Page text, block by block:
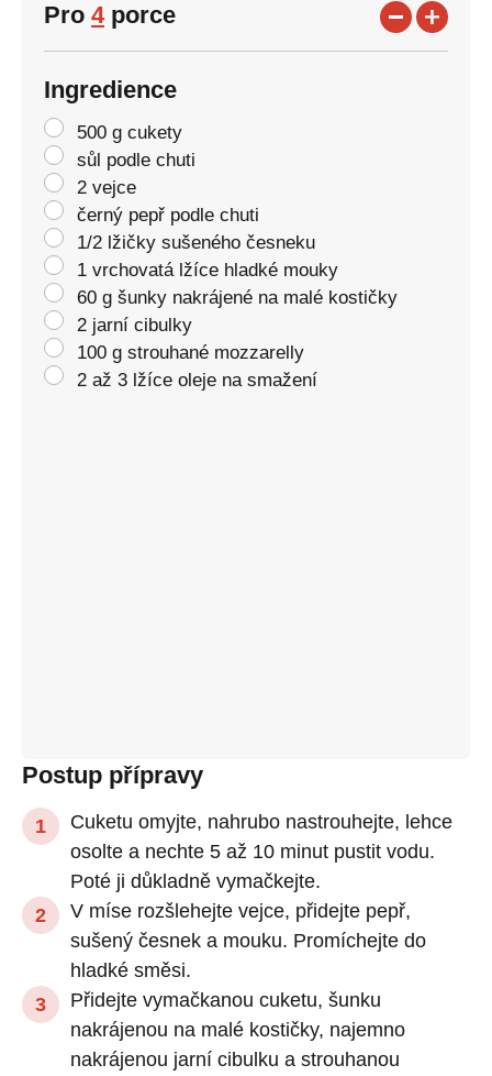
Pro 4porce
Ingredience
500 g cukety
sůl podle chuti
2 vejce
černý pepř podle chuti
1/2 lžičky sušeného česneku
1 vrchovatá lžíce hladké mouky
60 g šunky nakrájené na malé kostičky
2 jarní cibulky
100 g strouhané mozzarelly
2 až 3 lžíce oleje na smažení
Postup přípravy
Cuketu omyjte, nahrubo nastrouhejte, lehce
osolte a nechte 5 až 10 minut pustit vodu.
Poté ji důkladně vymačkejte.
V míse rozšlehejte vejce, přidejte pepř,
sušený česnek a mouku. Promíchejte do
hladké směsi.
Přidejte vymačkanou cuketu, šunku
nakrájenou na malé kostičky, najemno
nakrájenou jarní cibulku a strouhanou